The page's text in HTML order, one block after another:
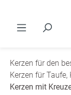
Kerzen für den
Kerzen für
Kerzen mit